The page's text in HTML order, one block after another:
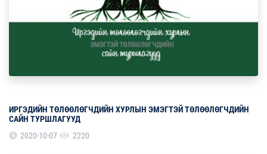
ИРГЭДИЙН ТӨЛӨӨЛӨГЧДИЙН ХУРЛЫН ЭМЭГТЭЙ ТӨЛӨӨЛӨГЧДИЙН
САЙН ТУРШЛАГУУД
2020-10-07
2220